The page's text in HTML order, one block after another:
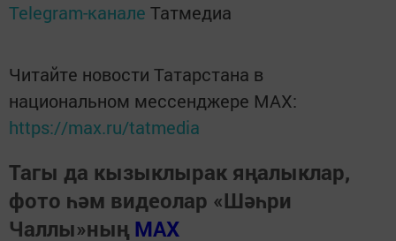
Telegram-канале Татмедиа
Читайте новости Татарстана в
национальном мессенджере MАХ:
https://max.ru/tatmedia
Тагы да кызыклырак яңалыклар,
фото һәм видеолар «Шәһри
Чаллы»ның MAX